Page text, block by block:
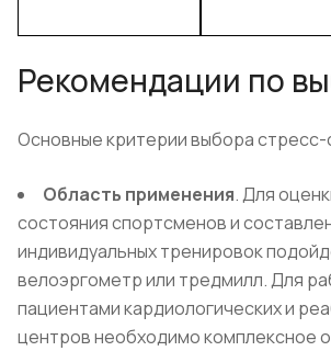
Рекомендации по
Основные критерии выбора
Область применения. Для
состояния спортсменов и
индивидуальных тренировок
велоэргометр или тредмилл. Для
пациентами кардиологических и
центров необходимо комплексное